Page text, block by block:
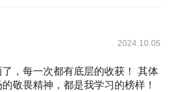
2024.10.05
，每一次都有底层的收获！ 其体
敬畏精神，都是我学习的榜样！